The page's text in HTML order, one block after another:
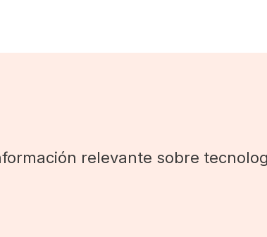
relevante sobre